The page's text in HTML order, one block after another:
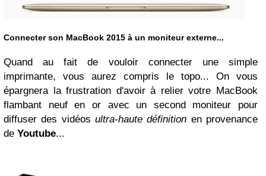
Connecter son MacBook 2015 à un moniteur externe...
Quand au fait de vouloir connecter une simple
imprimante, vous aurez compris le topo... On vous
épargnera la frustration d'avoir à relier votre MacBook
flambant neuf en or avec un second moniteur pour
diffuser des vidéos ultra-haute définition en provenance
de Youtube...